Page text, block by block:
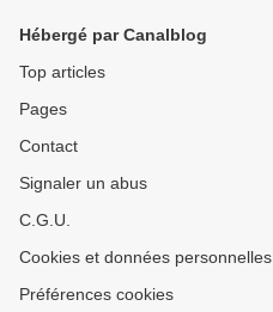
Hébergé par Canalblog
Top articles
Pages
Contact
Signaler un abus
C.G.U.
Cookies et données personnelles
Préférences cookies